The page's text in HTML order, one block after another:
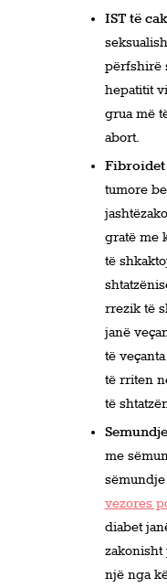
IST të
përfshirë
hepatitit
grua më
abort.
Fibroidet
tumore
gratë me
të
rrezik të
janë
të
të rriten
të
me
vezores
diabet
zakonisht
një nga